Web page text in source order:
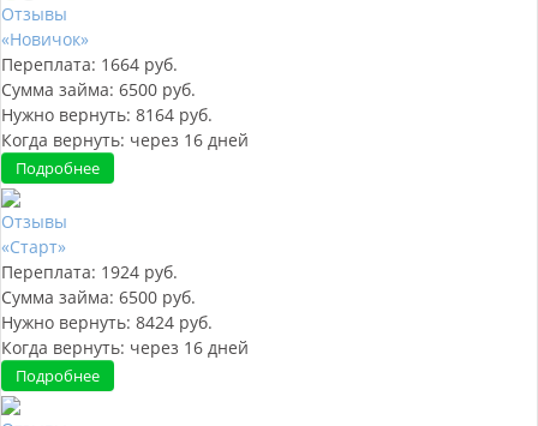
Отзывы
«Новичок»
Переплата: 1664 руб.
Сумма займа: 6500 руб.
Нужно вернуть: 8164 руб.
Когда вернуть: через 16 дней
Подробнее
Отзывы
«Старт»
Переплата: 1924 руб.
Сумма займа: 6500 руб.
Нужно вернуть: 8424 руб.
Когда вернуть: через 16 дней
Подробнее